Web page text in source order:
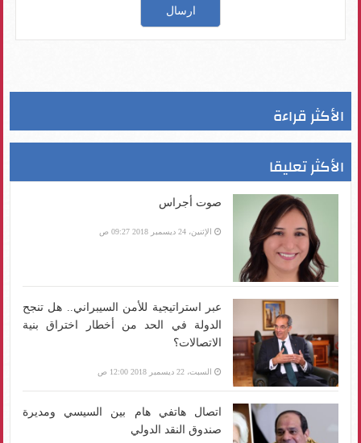
الأكثر قراءة
الأكثر تعليقا
صوت أجراس
الإثنين، 24 ديسمبر 2018 09:27 ص
عبر استراتيجية للأمن السيبراني.. هل تنجح
الدولة في الحد من أخطار اختراق بنية
الاتصالات؟
السبت، 22 ديسمبر 2018 12:00 ص
اتصال هاتفي هام بين السيسي ومديرة
صندوق النقد الدولي